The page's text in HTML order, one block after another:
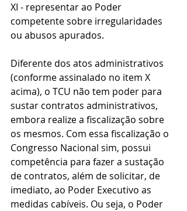
XI - representar ao Poder
competente sobre irregularidades
ou abusos apurados.
Diferente dos atos administrativos
(conforme assinalado no item X
acima), o TCU não tem poder para
sustar contratos administrativos,
embora realize a fiscalização sobre
os mesmos. Com essa fiscalização o
Congresso Nacional sim, possui
competência para fazer a sustação
de contratos, além de solicitar, de
imediato, ao Poder Executivo as
medidas cabíveis. Ou seja, o Poder